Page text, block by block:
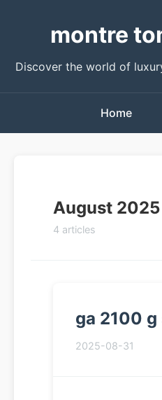
montre
Discover the world of
Home
August 2025
4 articles
ga 2100
2025-08-31